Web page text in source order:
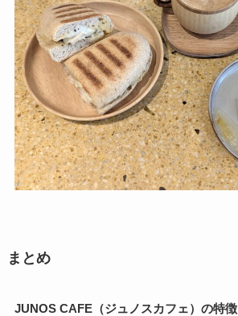
まとめ
JUNOS CAFE（ジュノスカフェ）の特徴